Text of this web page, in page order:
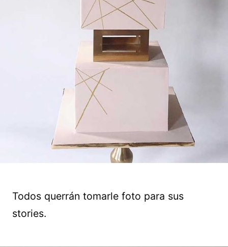
Todos querrán tomarle foto para sus
stories.